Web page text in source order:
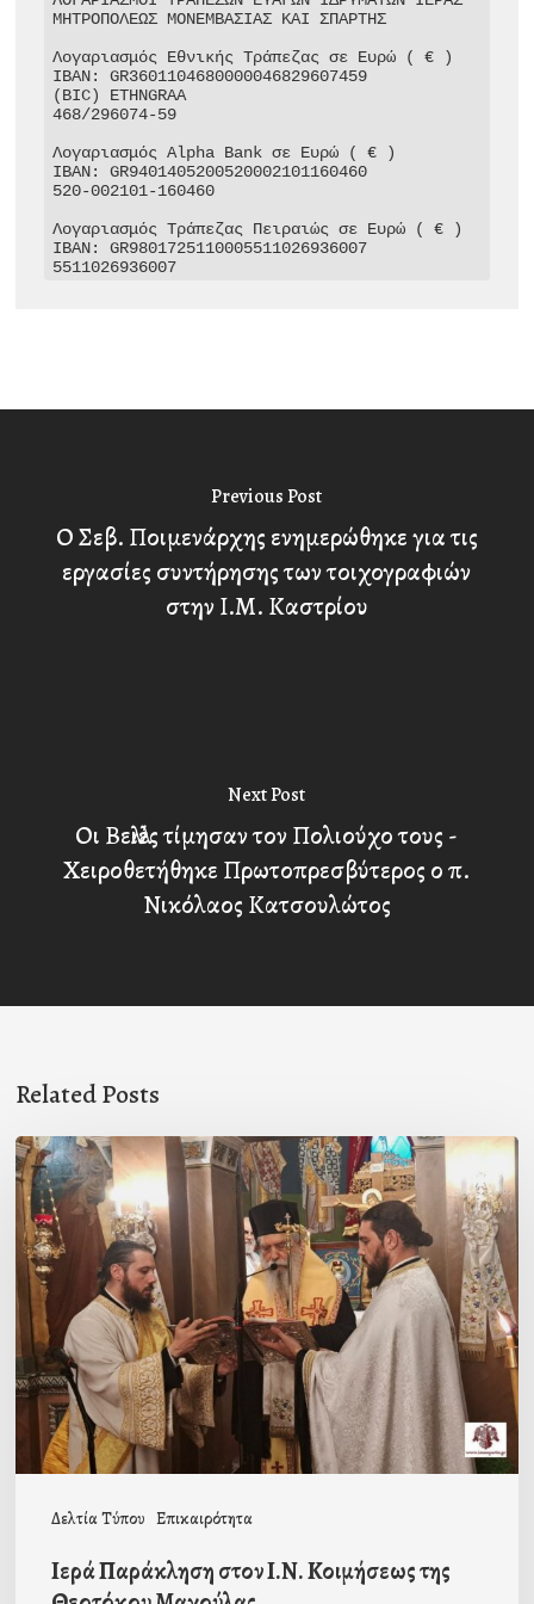
ΜΗΤΡΟΠΟΛΕΩΣ ΜΟΝΕΜΒΑΣΙΑΣ ΚΑΙ ΣΠΑΡΤΗΣ
Λογαριασμός Εθνικής Τράπεζας σε Ευρώ ( € )
IBAN: GR3601104680000046829607459
(BIC) ETHNGRAA
468/296074-59
Λογαριασμός Alpha Bank σε Ευρώ ( € )
IBAN: GR9401405200520002101160460
520-002101-160460
Λογαριασμός Τράπεζας Πειραιώς σε Ευρώ ( € )
IBAN: GR9801725110005511026936007
5511026936007
Previous Post
Ο Σεβ. Ποιμενάρχης ενημερώθηκε για τις
εργασίες συντήρησης των τοιχογραφιών
στην Ι.Μ. Καστρίου
Next Post
Οι Βελλιές τίμησαν τον Πολιούχο τους -
Χειροθετήθηκε Πρωτοπρεσβύτερος ο π.
Νικόλαος Κατσουλώτος
Related Posts
Δελτία Τύπου Επικαιρότητα
Ιερά
Παράκληση
στον
Ι.Ν.
Κοιμήσεως
της
Θεοτόκου
Μαγούλας
Ιερά Παράκληση στον Ι.Ν. Κοιμήσεως της